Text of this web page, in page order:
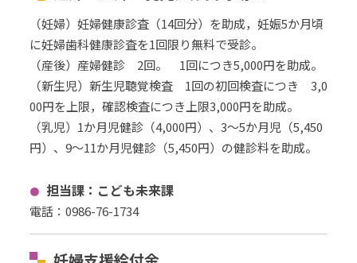
（妊婦）妊婦健康診査（14回分）を助成，妊娠5か月頃
に妊婦歯科健康診査を1回限り無料で受診。
（産後）産婦健診 2回。 1回につき5,000円を助成。
（新生児）新生児聴覚検査 1回の初回検査につき 3,0
00円を上限，確認検査につき上限3,000円を助成。
（乳児）1か月児健診（4,000円）、3～5か月児（5,450
円）、9～11か月児健診（5,450円）の健診料を助成。
担当課：こども未来課
電話：0986-76-1734